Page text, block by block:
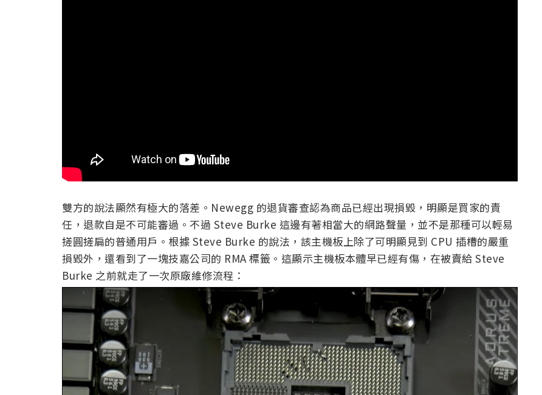
雙方的說法顯然有極大的落差。Newegg 的退貨審查認為商品已經出現損毀，明顯是買家的責
任，退款自是不可能審過。不過 Steve Burke 這邊有著相當大的網路聲量，並不是那種可以輕易
搓圓搓扁的普通用戶。根據 Steve Burke 的說法，該主機板上除了可明顯見到 CPU 插槽的嚴重
損毀外，還看到了一塊技嘉公司的 RMA 標籤。這顯示主機板本體早已經有傷，在被賣給 Steve
Burke 之前就走了一次原廠維修流程：